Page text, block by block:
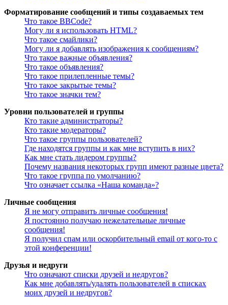
Форматирование сообщений и типы создаваемых тем
Что такое BBCode?
Могу ли я использовать HTML?
Что такое смайлики?
Могу ли я добавлять изображения к сообщениям?
Что такое важные объявления?
Что такое объявления?
Что такое прилепленные темы?
Что такое закрытые темы?
Что такое значки тем?
Уровни пользователей и группы
Кто такие администраторы?
Кто такие модераторы?
Что такое группы пользователей?
Где находятся группы и как мне вступить в них?
Как мне стать лидером группы?
Почему названия некоторых групп имеют разные цвета?
Что такое группа по умолчанию?
Что означает ссылка «Наша команда»?
Личные сообщения
Я не могу отправить личные сообщения!
Я постоянно получаю нежелательные личные
сообщения!
Я получил спам или оскорбительный email от кого-то с
этой конференции!
Друзья и недруги
Что означают списки друзей и недругов?
Как мне добавлять/удалять пользователей в списках
моих друзей и недругов?